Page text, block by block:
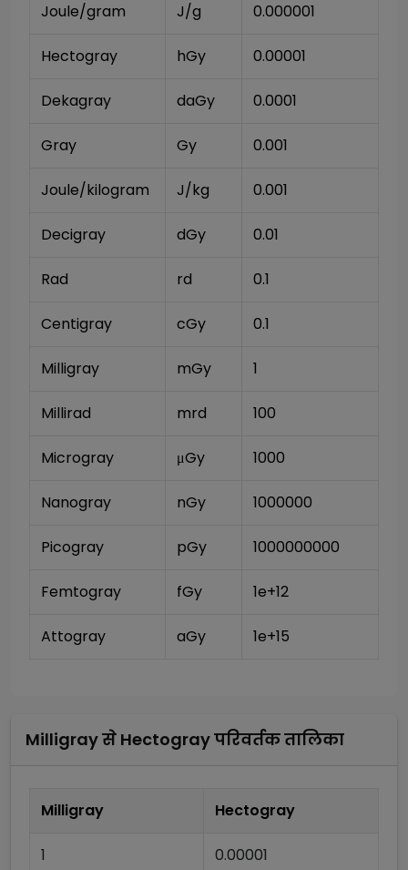
Joule/gram J/g 0.000001
Hectogray hGy 0.00001
Dekagray daGy 0.0001
Gray Gy 0.001
Joule/kilogram J/kg 0.001
Decigray dGy 0.01
Rad rd 0.1
Centigray cGy 0.1
Milligray mGy 1
Millirad mrd 100
Microgray μGy 1000
Nanogray nGy 1000000
Picogray pGy 1000000000
Femtogray fGy 1e+12
Attogray aGy 1e+15
Milligrayसे Hectograyपरिवर्तक तालिका
Milligray Hectogray
1 0.00001